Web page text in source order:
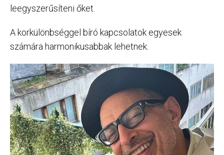
leegyszerűsíteni őket.
A korkülönbséggel bíró kapcsolatok egyesek
számára harmonikusabbak lehetnek.